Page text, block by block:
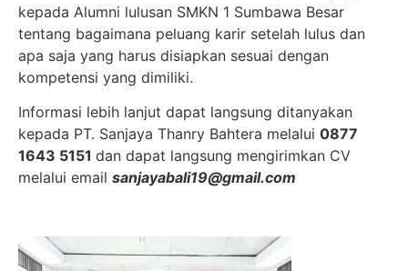
kepada Alumni lulusan SMKN 1 Sumbawa Besar
tentang bagaimana peluang karir setelah lulus dan
apa saja yang harus disiapkan sesuai dengan
kompetensi yang dimiliki.
Informasi lebih lanjut dapat langsung ditanyakan
kepada PT. Sanjaya Thanry Bahtera melalui 0877
1643 5151 dan dapat langsung mengirimkan CV
melalui email sanjayabali19@gmail.com